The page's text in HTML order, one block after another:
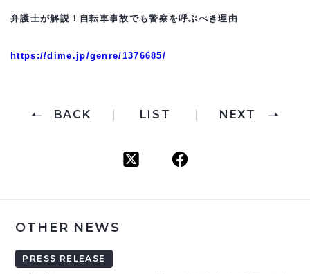
弁護士が解説！自転車事故でも警察を呼ぶべき理由
https://dime.jp/genre/1376685/
BACK LIST NEXT
OTHER NEWS
PRESS RELEASE